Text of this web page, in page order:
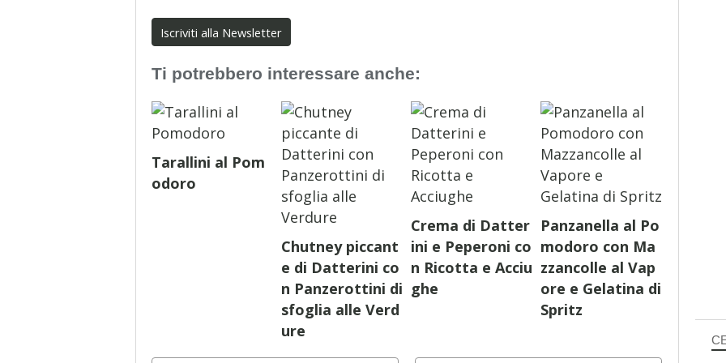
Iscriviti alla Newsletter
Ti potrebbero interessare anche:
Tarallini al Pom
odoro
Chutney piccant
e di Datterini co
n Panzerottini di
sfoglia alle Verd
ure
Crema di Datter
ini e Peperoni co
n Ricotta e Acciu
ghe
Panzanella al Po
modoro con Ma
zzancolle al Vap
ore e Gelatina di
Spritz